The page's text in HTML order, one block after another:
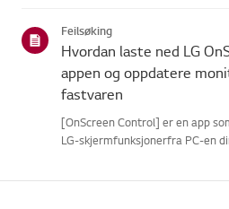
Feilsøking
Hvordan laste ned LG
appen og oppdatere
fastvaren
[OnScreen Control] er en app
LG-skjermfunksjonerfra PC-en